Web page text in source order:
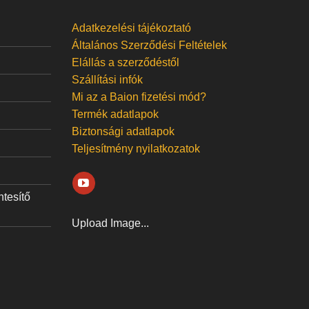
Adatkezelési tájékoztató
Általános Szerződési Feltételek
Elállás a szerződéstől
Szállítási infók
Mi az a Baion fizetési mód?
Termék adatlapok
Biztonsági adatlapok
Teljesítmény nyilatkozatok
Upload Image...